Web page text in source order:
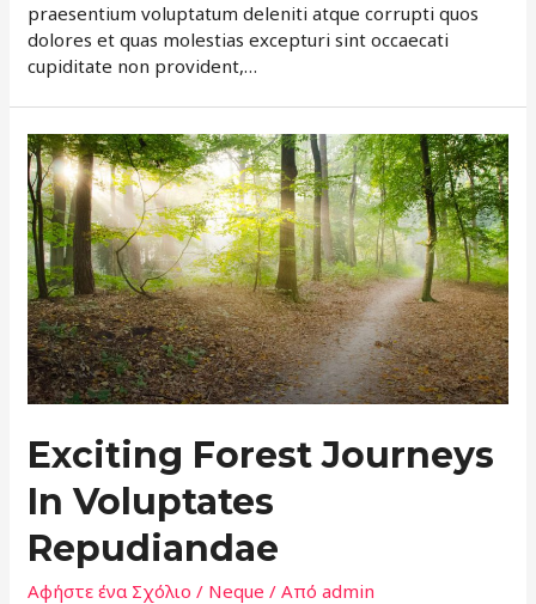
praesentium voluptatum deleniti atque corrupti quos
dolores et quas molestias excepturi sint occaecati
cupiditate non provident,…
Exciting Forest Journeys
In Voluptates
Repudiandae
Αφήστε ένα Σχόλιο / Neque / Απόadmin